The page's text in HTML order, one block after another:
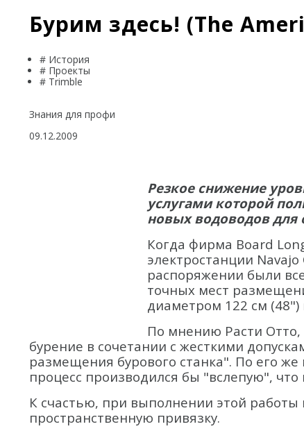
Бурим здесь! (The
# История
# Проекты
# Trimble
Знания для профи
09.12.2009
Резкое снижение
услугами которой
новых водоводов для
Когда фирма Board
электростанции
распоряжении были
точных мест
диаметром 122 см (48")
По мнению Расти Отто,
бурение в сочетании с жесткими
размещения бурового станка". По его
процесс производился бы "вслепую",
К счастью, при выполнении этой
пространственную привязку.